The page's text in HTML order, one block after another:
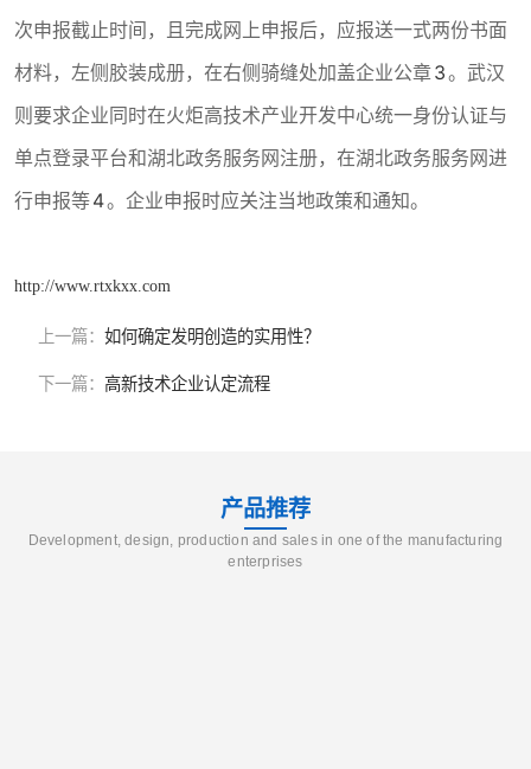
次申报截止时间，且完成网上申报后，应报送一式两份书面
材料，左侧胶装成册，在右侧骑缝处加盖企业公章3。武汉
则要求企业同时在火炬高技术产业开发中心统一身份认证与
单点登录平台和湖北政务服务网注册，在湖北政务服务网进
行申报等4。企业申报时应关注当地政策和通知。
http://www.rtxkxx.com
上一篇： 如何确定发明创造的实用性？
下一篇： 高新技术企业认定流程
产品推荐
Development, design, production and sales in one of the manufacturing
enterprises